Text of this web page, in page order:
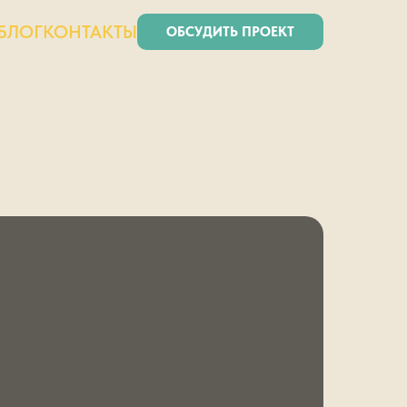
КОНТАКТЫ ОБСУДИТЬ ПРОЕКТ